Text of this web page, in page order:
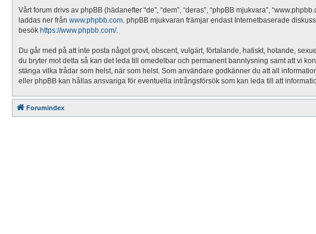
Vårt forum drivs av phpBB (hädanefter “de”, “dem”, “deras”, “phpBB mjukvara”,
laddas ner från www.phpbb.com. phpBB mjukvaran främjar endast Internetbaserade
besök https://www.phpbb.com/.
Du går med på att inte posta något grovt, obscent, vulgärt, förtalande, hatiskt, hotande,
du bryter mot detta så kan det leda till omedelbar och permanent bannlysning samt att vi
stänga vilka trådar som helst, när som helst. Som användare godkänner du att all
eller phpBB kan hållas ansvariga för eventuella intrångsförsök som kan leda till att
Forumindex